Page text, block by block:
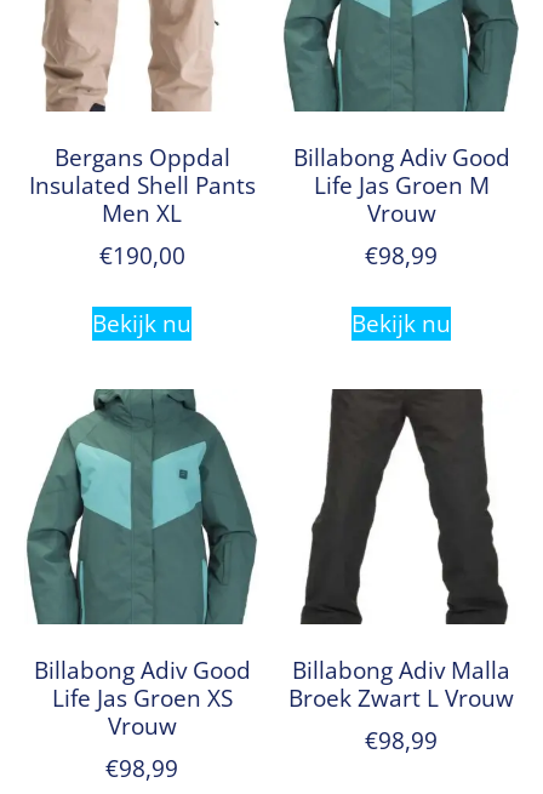
Bergans Oppdal
Insulated Shell Pants
Men XL
€190,00
Bekijk nu
Billabong Adiv Good
Life Jas Groen M
Vrouw
€98,99
Bekijk nu
Billabong Adiv Good
Life Jas Groen XS
Vrouw
€98,99
Billabong Adiv Malla
Broek Zwart L Vrouw
€98,99